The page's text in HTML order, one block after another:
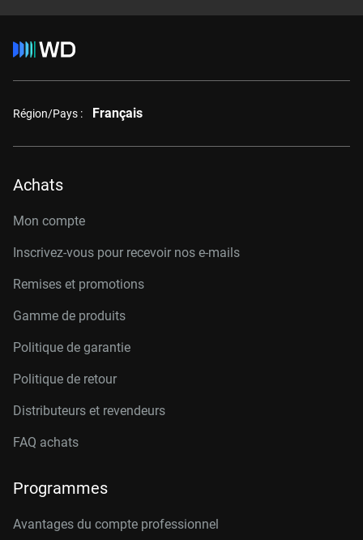
Région/Pays : Français
Achats
Mon compte
Inscrivez-vous pour recevoir nos e-mails
Remises et promotions
Gamme de produits
Politique de garantie
Politique de retour
Distributeurs et revendeurs
FAQ achats
Programmes
Avantages du compte professionnel